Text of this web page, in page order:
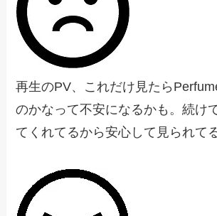
再生のPV、これだけ見たら
のかなって不安になるかも。続け
てくれてるから安心して見られて